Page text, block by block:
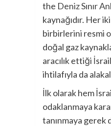
the Deniz Sınır
kaynağıdır. Her
birbirlerini resmi
doğal gaz
aracılık ettiği
ihtilafıyla da
İlk olarak hem
odaklanmaya
tanınmaya gerek